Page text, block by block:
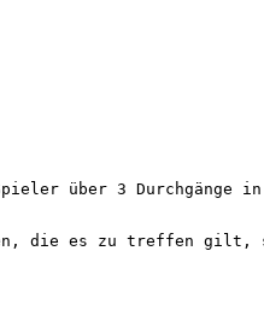
die es zu treffen